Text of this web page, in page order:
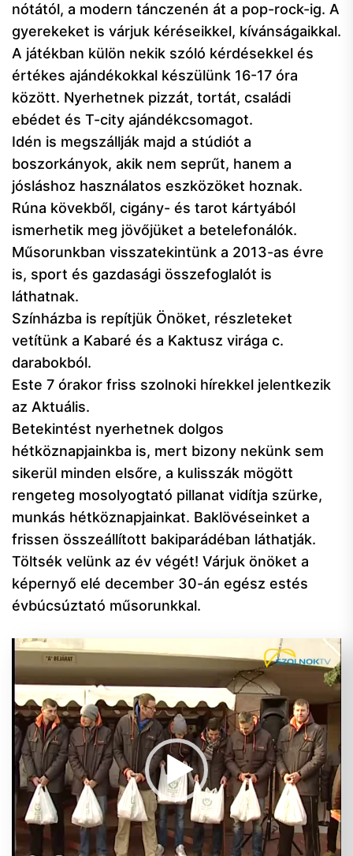
nótától, a modern tánczenén át a pop-rock-ig. A
gyerekeket is várjuk kéréseikkel, kívánságaikkal.
A játékban külön nekik szóló kérdésekkel és
értékes ajándékokkal készülünk 16-17 óra
között. Nyerhetnek pizzát, tortát, családi
ebédet és T-city ajándékcsomagot.
Idén is megszállják majd a stúdiót a
boszorkányok, akik nem seprűt, hanem a
jósláshoz használatos eszközöket hoznak.
Rúna kövekből, cigány- és tarot kártyából
ismerhetik meg jövőjüket a betelefonálók.
Műsorunkban visszatekintünk a 2013-as évre
is, sport és gazdasági összefoglalót is
láthatnak.
Színházba is repítjük Önöket, részleteket
vetítünk a Kabaré és a Kaktusz virága c.
darabokból.
Este 7 órakor friss szolnoki hírekkel jelentkezik
az Aktuális.
Betekintést nyerhetnek dolgos
hétköznapjainkba is, mert bizony nekünk sem
sikerül minden elsőre, a kulisszák mögött
rengeteg mosolyogtató pillanat vidítja szürke,
munkás hétköznapjainkat. Baklövéseinket a
frissen összeállított bakiparádéban láthatják.
Töltsék velünk az év végét! Várjuk önöket a
képernyő elé december 30-án egész estés
évbúcsúztató műsorunkkal.
Videólejátszó